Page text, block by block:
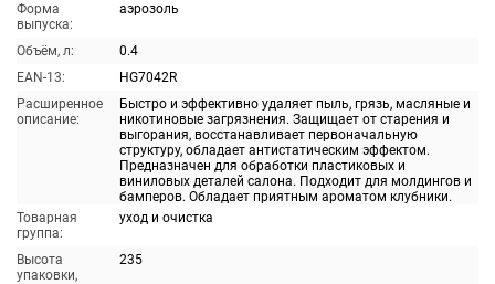
Форма
выпуска:
аэрозоль
Объём, л:
0.4
EAN-13:
HG7042R
Расширенное
описание:
Быстро и эффективно удаляет пыль, грязь, масляные и
никотиновые загрязнения. Защищает от старения и
выгорания, восстанавливает первоначальную
структуру, обладает антистатическим эффектом.
Предназначен для обработки пластиковых и
виниловых деталей салона. Подходит для молдингов и
бамперов. Обладает приятным ароматом клубники.
Товарная
группа:
уход и очистка
Высота
упаковки,
235